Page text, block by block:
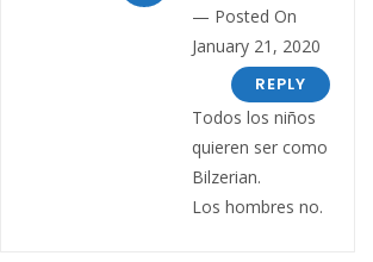
Posted On
January 21, 2020
REPLY
Todos los niños
quieren ser como
Bilzerian.
Los hombres no.